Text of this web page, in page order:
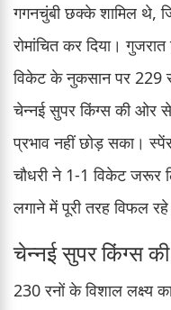
गगनचुंबी छक्के शामिल थे,
रोमांचित कर दिया।
विकेट के नुकसान पर 229
चेन्नई सुपर किंग्स की ओर से
प्रभाव नहीं छोड़ सका।
चौधरी ने 1-1 विकेट जरूर
लगाने में पूरी तरह विफल
चेन्नई सुपर किंग्स
230 रनों के विशाल लक्ष्य